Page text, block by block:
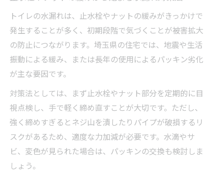
トイレの水漏れは、止水栓やナットの緩みがきっかけで
発生することが多く、初期段階で気づくことが被害拡大
の防止につながります。埼玉県の住宅では、地震や生活
振動による緩み、または長年の使用によるパッキン劣化
が主な要因です。
対策法としては、まず止水栓やナット部分を定期的に目
視点検し、手で軽く締め直すことが大切です。ただし、
強く締めすぎるとネジ山を潰したりパイプが破損するリ
スクがあるため、適度な力加減が必要です。水滴やサ
ビ、変色が見られた場合は、パッキンの交換も検討しま
しょう。